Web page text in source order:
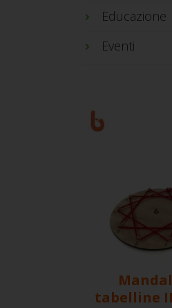
Educazione
Eventi
tabelline